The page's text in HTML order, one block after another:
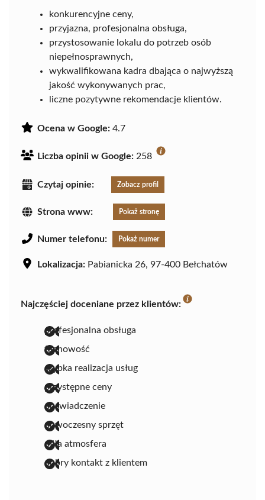
konkurencyjne ceny,
przyjazna, profesjonalna obsługa,
przystosowanie lokalu do potrzeb osób
niepełnosprawnych,
wykwalifikowana kadra dbająca o najwyższą
jakość wykonywanych prac,
liczne pozytywne rekomendacje klientów.
Ocena w Google: 4.7
Liczba opinii w Google: 258
Czytaj opinie: Zobacz profil
Strona www: Pokaż stronę
Numer telefonu: Pokaż numer
Lokalizacja: Pabianicka 26, 97-400 Bełchatów
Najczęściej doceniane przez klientów:
profesjonalna obsługa
fachowość
szybka realizacja usług
przystępne ceny
doświadczenie
nowoczesny sprzęt
miła atmosfera
dobry kontakt z klientem